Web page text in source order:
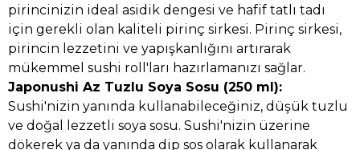
pirincinizin ideal asidik dengesi ve hafif tatlı tadı
için gerekli olan kaliteli pirinç sirkesi. Pirinç sirkesi,
pirincin lezzetini ve yapışkanlığını artırarak
mükemmel sushi roll'ları hazırlamanızı sağlar.
Japonushi Az Tuzlu Soya Sosu (250 ml):
Sushi'nizin yanında kullanabileceğiniz, düşük tuzlu
ve doğal lezzetli soya sosu. Sushi'nizin üzerine
dökerek ya da yanında dip sos olarak kullanarak